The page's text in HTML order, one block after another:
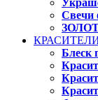
Свечи
Блеск